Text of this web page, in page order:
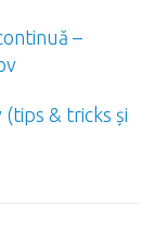
–
(tips & tricks și